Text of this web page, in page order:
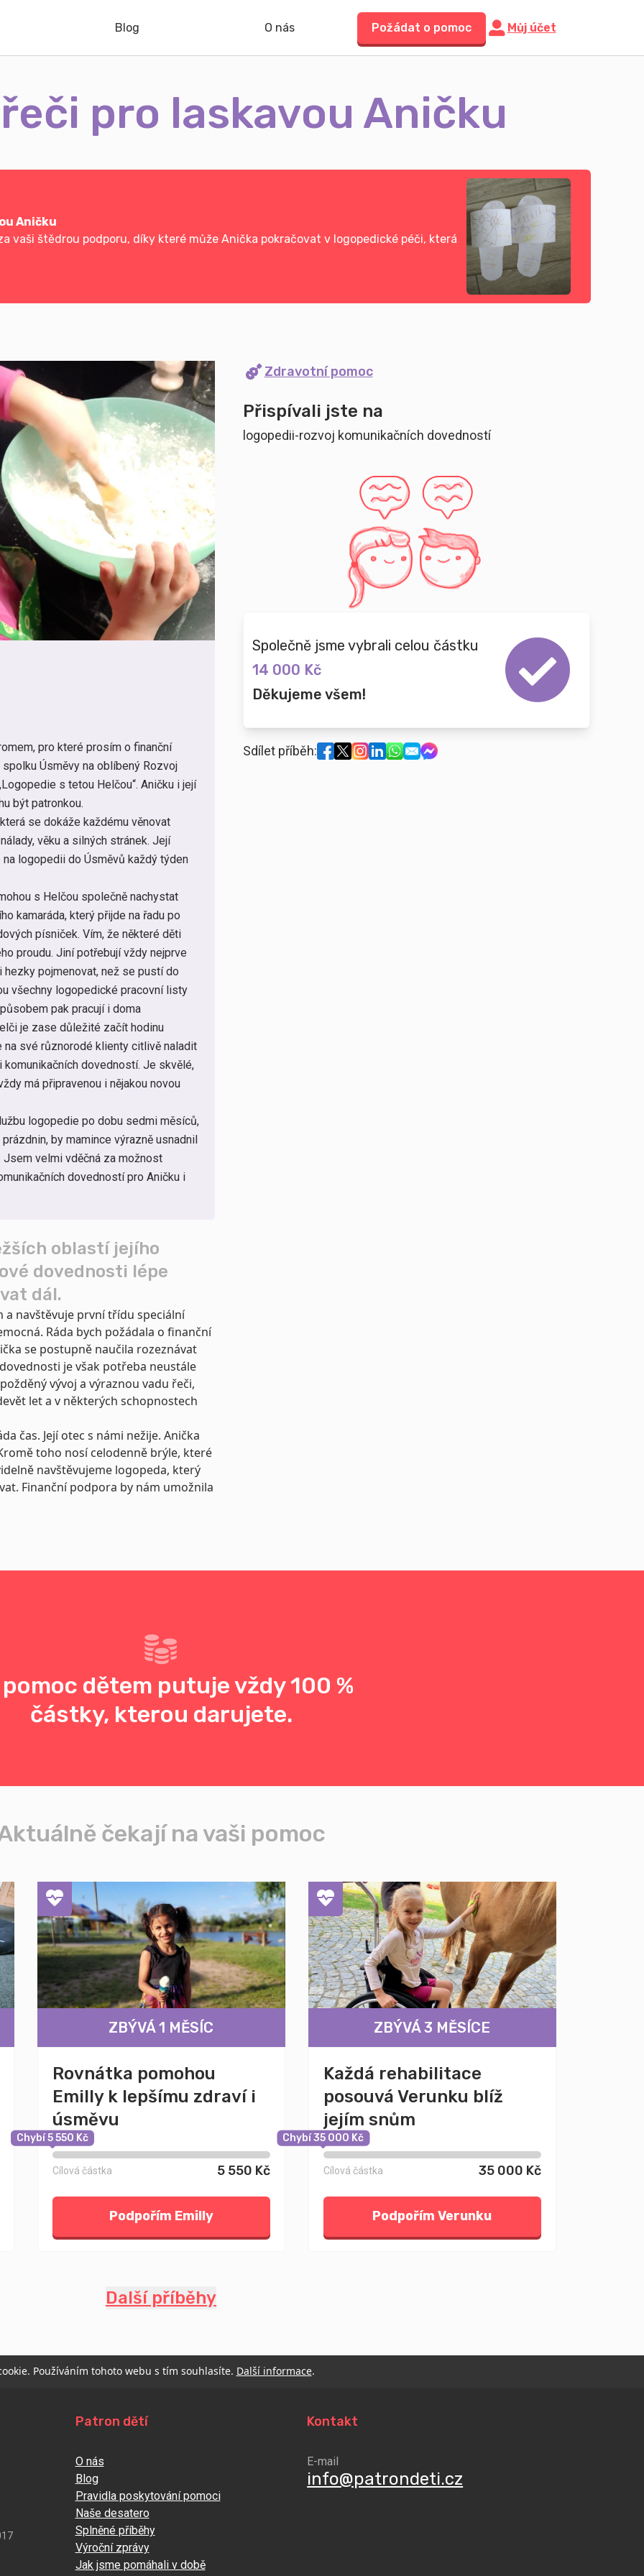
Blog O nás Požádat o pomoc Můj účet
pro laskavou Aničku
Aničku
vaši štědrou podporu, díky které může Anička pokračovat v logopedické péči, která
pro které prosím o finanční
Úsměvy na oblíbený Rozvoj
s tetou Helčou“. Aničku i její
být patronkou.
se dokáže každému věnovat
věku a silných stránek. Její
logopedii do Úsměvů každý týden
s Helčou společně nachystat
kamaráda, který přijde na řadu po
písniček. Vím, že některé děti
proudu. Jiní potřebují vždy nejprve
pojmenovat, než se pustí do
všechny logopedické pracovní listy
pak pracují i doma
je zase důležité začít hodinu
své různorodé klienty citlivě naladit
dovedností. Je skvělé,
má připravenou i nějakou novou
logopedie po dobu sedmi měsíců,
by mamince výrazně usnadnil
velmi vděčná za možnost
dovedností pro Aničku i
Zdravotní pomoc
Přispívali jste na
logopedii-rozvoj komunikačních dovedností
Společně jsme vybrali celou částku
14 000 Kč
Děkujeme všem!
Sdílet příběh:
oblastí jejího
dovednosti lépe
dál.
a navštěvuje první třídu speciální
Ráda bych požádala o finanční
se postupně naučila rozeznávat
je však potřeba neustále
vývoj a výraznou vadu řeči,
let a v některých schopnostech
čas. Její otec s námi nežije. Anička
toho nosí celodenně brýle, které
navštěvujeme logopeda, který
Finanční podpora by nám umožnila
dětem putuje vždy 100 %
částky, kterou darujete.
čekají na vaši pomoc
ZBÝVÁ 1 MĚSÍC
Rovnátka pomohou
Emilly k lepšímu zdraví i
úsměvu
Chybí 5 550 Kč
Cílová částka 5 550 Kč
Podpořím Emilly
ZBÝVÁ 3 MĚSÍCE
Každá rehabilitace
posouvá Verunku blíž
jejím snům
Chybí 35 000 Kč
Cílová částka 35 000 Kč
Podpořím Verunku
Další příběhy
Používáním tohoto webu s tím souhlasíte. Další informace.
Patron dětí
O nás
Blog
Pravidla poskytování pomoci
Naše desatero
Splněné příběhy
Výroční zprávy
Jak jsme pomáhali v době
Kontakt
E-mail
info@patrondeti.cz